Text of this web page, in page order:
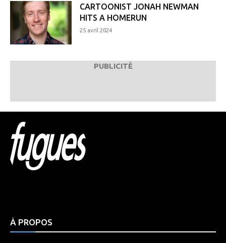
CARTOONIST JONAH NEWMAN
HITS A HOMERUN
25 avril 2024
PUBLICITÉ
À PROPOS